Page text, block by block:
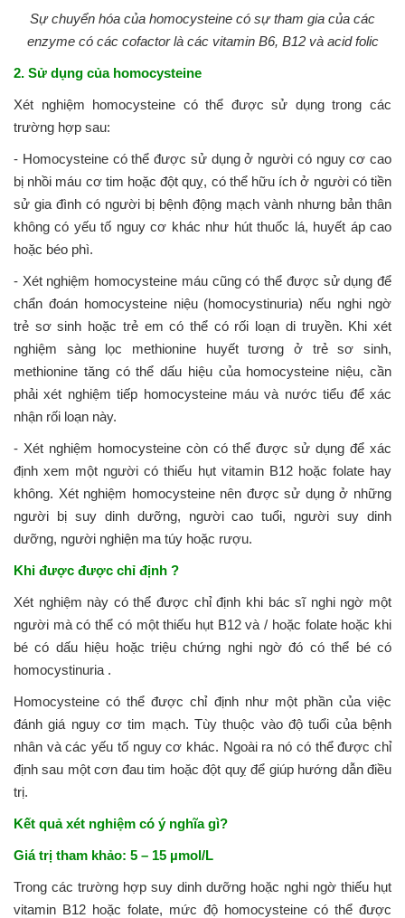
Sự chuyển hóa của homocysteine có sự tham gia của các
enzyme có các cofactor là các vitamin B6, B12 và acid folic
2. Sử dụng của homocysteine
Xét nghiệm homocysteine ​​có thể được sử dụng trong các
trường hợp sau:
- Homocysteine ​​có thể được sử dụng ở người có nguy cơ cao
bị nhồi máu cơ tim hoặc đột quỵ, có thể hữu ích ở người có tiền
sử gia đình có người bị bệnh động mạch vành nhưng bản thân
không có yếu tố nguy cơ khác như hút thuốc lá, huyết áp cao
hoặc béo phì.
- Xét nghiệm homocysteine ​​máu cũng có thể được sử dụng để
chẩn đoán homocysteine niệu (homocystinuria) nếu nghi ngờ
trẻ sơ sinh hoặc trẻ em có thể có rối loạn di truyền. Khi xét
nghiệm sàng lọc methionine huyết tương ở trẻ sơ sinh,
methionine tăng có thể dấu hiệu của homocysteine niệu, cần
phải xét nghiệm tiếp homocysteine ​​máu và nước tiểu để xác
nhận rối loạn này.
- Xét nghiệm homocysteine còn có thể được sử dụng ​​để xác
định xem một người có thiếu hụt vitamin B12 hoặc folate hay
không. Xét nghiệm homocysteine ​​nên được sử dụng ở những
người bị suy dinh dưỡng, người cao tuổi, người suy dinh
dưỡng, người nghiện ma túy hoặc rượu.
Khi được được chỉ định ?
Xét nghiệm này có thể được chỉ định khi bác sĩ nghi ngờ một
người mà có thể có một thiếu hụt B12 và / hoặc folate hoặc khi
bé có dấu hiệu hoặc triệu chứng nghi ngờ đó có thể bé có
homocystinuria .
Homocysteine ​​có thể được chỉ định như một phần của việc
đánh giá nguy cơ tim mạch. Tùy thuộc vào độ tuổi của bệnh
nhân và các yếu tố nguy cơ khác. Ngoài ra nó có thể được chỉ
định sau một cơn đau tim hoặc đột quỵ để giúp hướng dẫn điều
trị.
Kết quả xét nghiệm có ý nghĩa gì?
Giá trị tham khảo: 5 – 15 µmol/L
Trong các trường hợp suy dinh dưỡng hoặc nghi ngờ thiếu hụt
vitamin B12 hoặc folate, mức độ homocysteine ​​có thể được